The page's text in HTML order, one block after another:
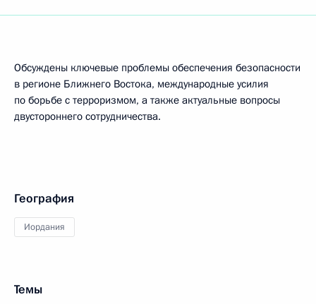
Обсуждены ключевые проблемы обеспечения безопасности
в регионе Ближнего Востока, международные усилия
по борьбе с терроризмом, а также актуальные вопросы
двустороннего сотрудничества.
География
Иордания
Темы